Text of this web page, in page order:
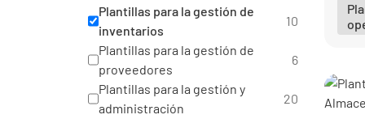
Plantillas para la gestión de
inventarios
10
Plantillas para la gestión de
proveedores
6
Plantillas para la gestión y
administración
20